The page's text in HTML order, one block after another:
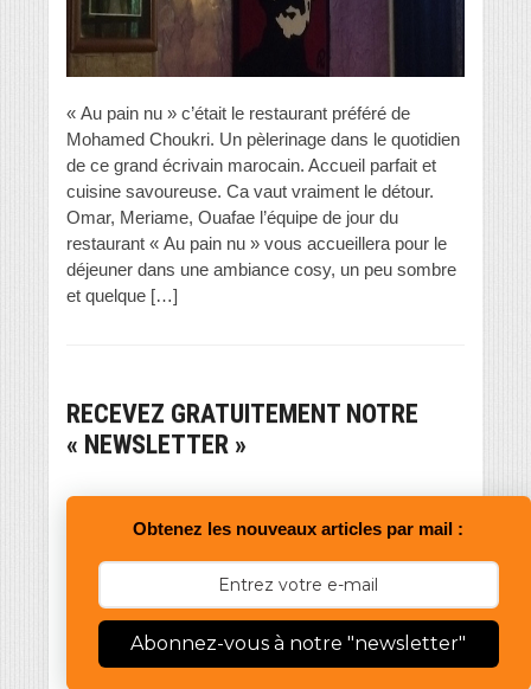
« Au pain nu » c’était le restaurant préféré de
Mohamed Choukri. Un pèlerinage dans le quotidien
de ce grand écrivain marocain. Accueil parfait et
cuisine savoureuse. Ca vaut vraiment le détour.
Omar, Meriame, Ouafae l’équipe de jour du
restaurant « Au pain nu » vous accueillera pour le
déjeuner dans une ambiance cosy, un peu sombre
et quelque […]
RECEVEZ GRATUITEMENT NOTRE
« NEWSLETTER »
Obtenez les nouveaux articles par mail :
Abonnez-vous à notre "newsletter"